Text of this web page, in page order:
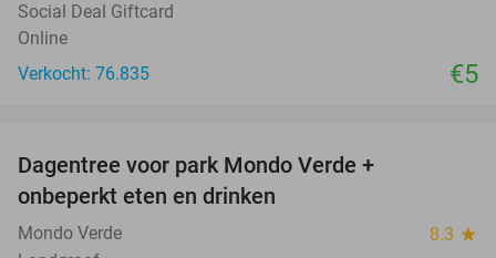
Social Deal Giftcard
Online
Verkocht: 76.835
€5
Dagentree voor park Mondo Verde +
onbeperkt eten en drinken
Mondo Verde 8.3 star